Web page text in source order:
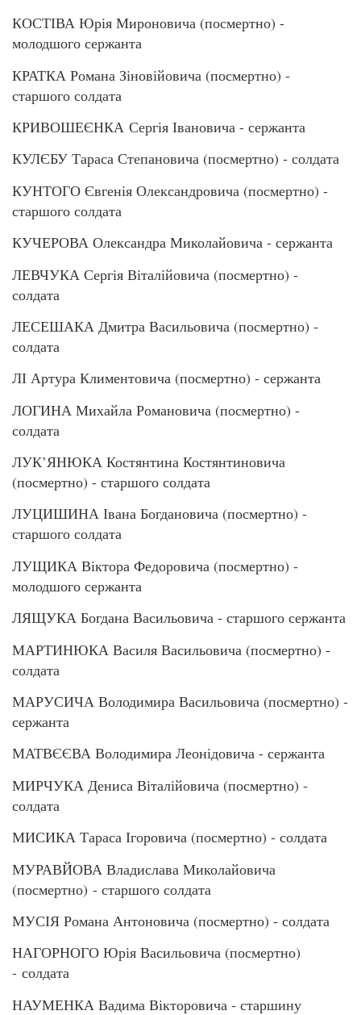
КОСТІВА Юрія Мироновича (посмертно) -
молодшого сержанта
КРАТКА Романа Зіновійовича (посмертно) -
старшого солдата
КРИВОШЕЄНКА Сергія Івановича - сержанта
КУЛЄБУ Тараса Степановича (посмертно) - солдата
КУНТОГО Євгенія Олександровича (посмертно) -
старшого солдата
КУЧЕРОВА Олександра Миколайовича - сержанта
ЛЕВЧУКА Сергія Віталійовича (посмертно) -
солдата
ЛЕСЕШАКА Дмитра Васильовича (посмертно) -
солдата
ЛІ Артура Климентовича (посмертно) - сержанта
ЛОГИНА Михайла Романовича (посмертно) -
солдата
ЛУК’ЯНЮКА Костянтина Костянтиновича
(посмертно) - старшого солдата
ЛУЦИШИНА Івана Богдановича (посмертно) -
старшого солдата
ЛУЩИКА Віктора Федоровича (посмертно) -
молодшого сержанта
ЛЯЩУКА Богдана Васильовича - старшого сержанта
МАРТИНЮКА Василя Васильовича (посмертно) -
солдата
МАРУСИЧА Володимира Васильовича (посмертно) -
сержанта
МАТВЄЄВА Володимира Леонідовича - сержанта
МИРЧУКА Дениса Віталійовича (посмертно) -
солдата
МИСИКА Тараса Ігоровича (посмертно) - солдата
МУРАВЙОВА Владислава Миколайовича
(посмертно) - старшого солдата
МУСІЯ Романа Антоновича (посмертно) - солдата
НАГОРНОГО Юрія Васильовича (посмертно)
- солдата
НАУМЕНКА Вадима Вікторовича - старшину